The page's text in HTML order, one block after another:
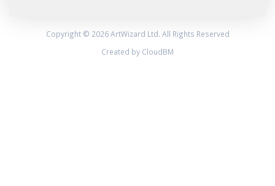
Copyright © 2026 ArtWizard Ltd. All Rights Reserved
Created by CloudBM